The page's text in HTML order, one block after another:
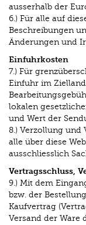
ausserhalb der
6.) Für alle auf
Beschreibungen
Änderungen und
Einfuhrkosten
7.) Für
Einfuhr im
lokalen
und Wert der
8.) Verzollung und
alle über diese
ausschliesslich
Vertragsschluss,
9.) Mit dem
bzw. der
Kaufvertrag
Versand der Ware